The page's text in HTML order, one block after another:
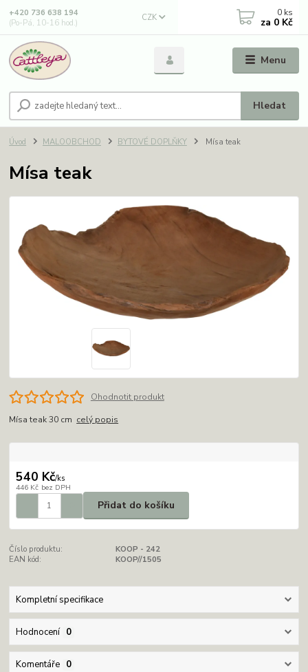
Menu
CZK
Hledat
+420 736 638 194
(Po-Pá, 10-16 hod.)
0 ks
za 0 Kč
Úvod MALOOBCHOD BYTOVÉ DOPLŇKY Mísa teak
Mísa teak
Ohodnotit produkt
Mísa teak 30 cm celý popis
540 Kč/ks
446 Kč bez DPH
Přidat do košíku
Číslo produktu:
KOOP - 242
EAN kód:
KOOP//1505
Kompletní specifikace
Hodnocení 0
Komentáře 0